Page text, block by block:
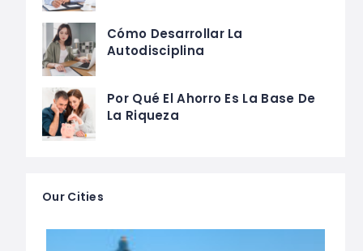
Cómo Desarrollar La
Autodisciplina
Por Qué El Ahorro Es La Base De
La Riqueza
Our Cities